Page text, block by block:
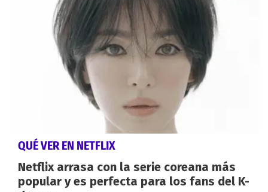
QUÉ VER EN NETFLIX
Netflix arrasa con la serie coreana más
popular y es perfecta para los fans del K-